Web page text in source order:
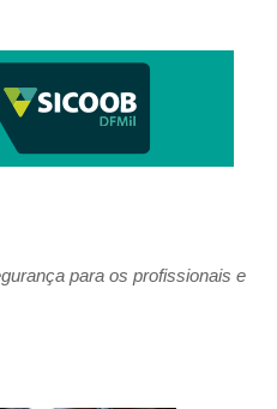
para os profissionais e